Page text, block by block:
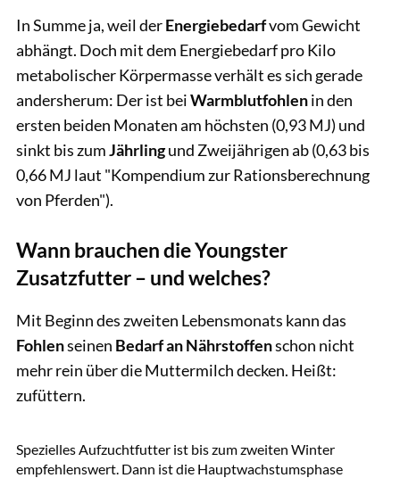
In Summe ja, weil derEnergiebedarfvom Gewicht
abhängt. Doch mit dem Energiebedarf pro Kilo
metabolischer Körpermasse verhält es sich gerade
andersherum: Der ist beiWarmblutfohlenin den
ersten beiden Monaten am höchsten (0,93 MJ) und
sinkt bis zumJährlingund Zweijährigen ab (0,63 bis
0,66 MJ laut "Kompendium zur Rationsberechnung
von Pferden").
Wann brauchen die Youngster
Zusatzfutter – und welches?
Mit Beginn des zweiten Lebensmonats kann das
Fohlenseinen Bedarf an Nährstoffenschon nicht
mehr rein über die Muttermilch decken. Heißt:
zufüttern.
Spezielles Aufzuchtfutter ist bis zum zweiten Winter
empfehlenswert. Dann ist die Hauptwachstumsphase